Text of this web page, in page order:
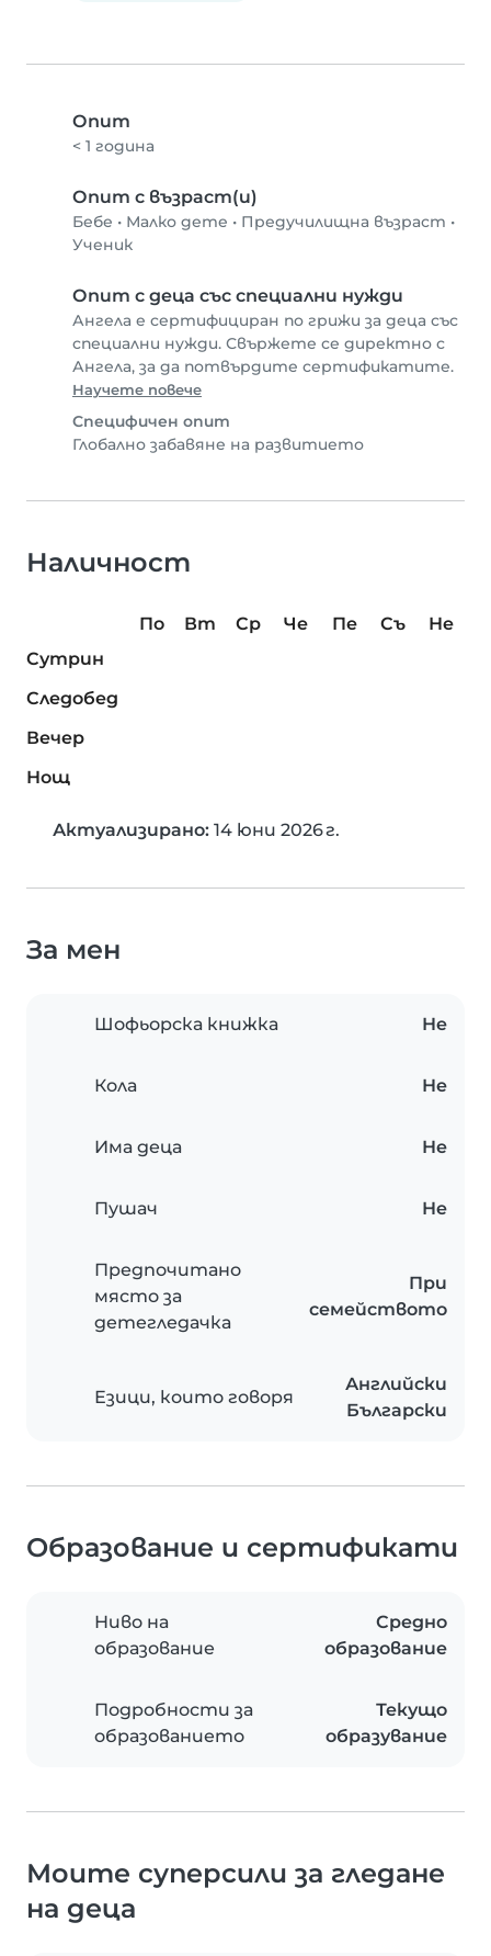
Опит
< 1 година
Опит с възраст(и)
Бебе • Малко дете • Предучилищна възраст •
Ученик
Опит с деца със специални нужди
Ангела е сертифициран по грижи за деца със
специални нужди. Свържете се директно с
Ангела, за да потвърдите сертификатите.
Научете повече
Специфичен опит
Глобално забавяне на развитието
Наличност
По Вт Ср Че Пе Съ
Не
Сутрин
Следобед
Вечер
Нощ
Актуализирано: 14 юни 2026 г.
За мен
Шофьорска книжка Не
Кола Не
Има деца Не
Пушач Не
Предпочитано
място за
детегледачка
При
семейството
Езици, които говоря
Английски
Български
Образование и сертификати
Ниво на
образование
Средно
образование
Подробности за
образованието
Текущо
образувание
Моите суперсили за гледане
на деца